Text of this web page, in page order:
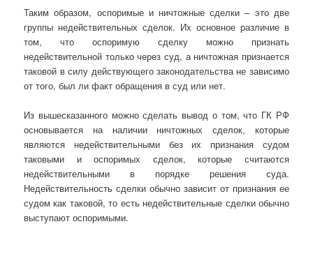
Таким образом, оспоримые и ничтожные сделки – это две
группы недействительных сделок. Их основное различие в
том, что оспоримую сделку можно признать
недействительной только через суд, а ничтожная признается
таковой в силу действующего законодательства не зависимо
от того, был ли факт обращения в суд или нет.
Из вышесказанного можно сделать вывод о том, что ГК РФ
основывается на наличии ничтожных сделок, которые
являются недействительными без их признания судом
таковыми и оспоримых сделок, которые считаются
недействительными в порядке решения суда.
Недействительность сделки обычно зависит от признания ее
судом как таковой, то есть недействительные сделки обычно
выступают оспоримыми.